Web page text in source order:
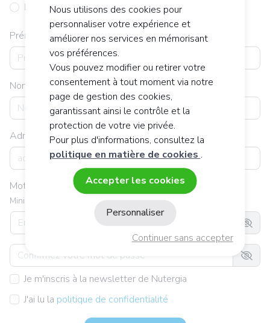
Madame
Prénom*
Nom*
Adresse email*
Mot de passe*
Minimum 8 caractères, au moins 1 chiffre et 1 lettre
Je m'inscris à la newsletter de Nutergia
J'ai lu la politique de confidentialité
Nous utilisons des cookies pour
personnaliser votre expérience et
améliorer nos services en mémorisant
vos préférences.
Vous pouvez modifier ou retirer votre
consentement à tout moment via notre
page de gestion des cookies,
garantissant ainsi le contrôle et la
protection de votre vie privée.
Pour plus d'informations, consultez la
politique en matière de cookies .
Accepter les cookies
Continuer sans accepter
Personnaliser